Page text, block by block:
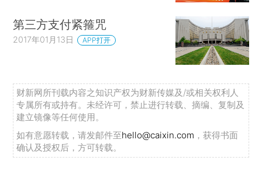
第三方支付紧箍咒
2017年01月13日 APP打开
财新网所刊载内容之知识产权为财新传媒及/或相关权利人
专属所有或持有。未经许可，禁止进行转载、摘编、复制及
建立镜像等任何使用。
如有意愿转载，请发邮件至hello@caixin.com ，获得书面
确认及授权后，方可转载。